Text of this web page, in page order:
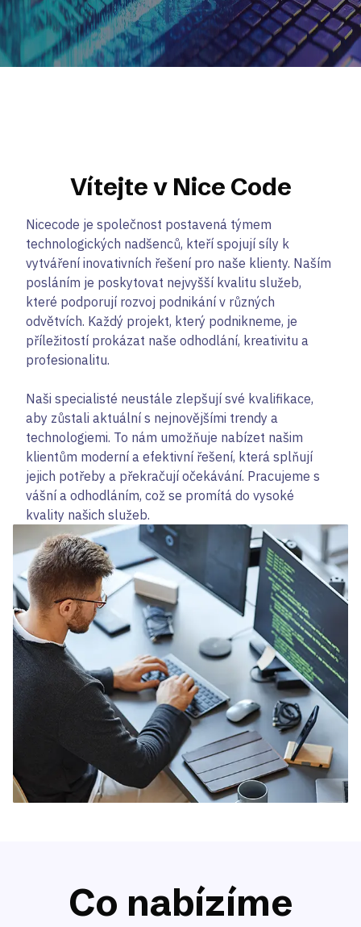
Vítejte v Nice Code
Nicecode je společnost postavená týmem
technologických nadšenců, kteří spojují síly k
vytváření inovativních řešení pro naše klienty. Naším
posláním je poskytovat nejvyšší kvalitu služeb,
které podporují rozvoj podnikání v různých
odvětvích. Každý projekt, který podnikneme, je
příležitostí prokázat naše odhodlání, kreativitu a
profesionalitu.
Naši specialisté neustále zlepšují své kvalifikace,
aby zůstali aktuální s nejnovějšími trendy a
technologiemi. To nám umožňuje nabízet našim
klientům moderní a efektivní řešení, která splňují
jejich potřeby a překračují očekávání. Pracujeme s
vášní a odhodláním, což se promítá do vysoké
kvality našich služeb.
Co nabízíme